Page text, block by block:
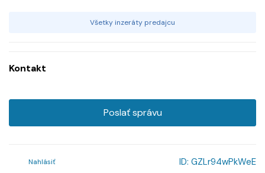
Všetky inzeráty predajcu
Kontakt
Poslať správu
Nahlásiť ID: GZLr94wPkWeE